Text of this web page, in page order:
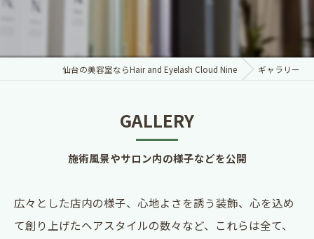
仙台の美容室ならHair and Eyelash Cloud Nine ギャラリー
GALLERY
施術風景やサロン内の様子などを公開
広々とした店内の様子、心地よさを誘う装飾、心を込め
て創り上げたヘアスタイルの数々など、これらは全て、